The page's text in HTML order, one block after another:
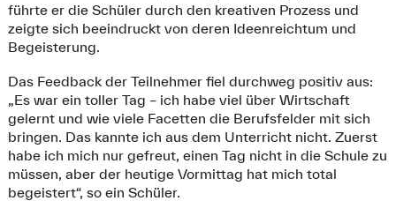
führte er die Schüler durch den kreativen Prozess und
zeigte sich beeindruckt von deren Ideenreichtum und
Begeisterung.
Das Feedback der Teilnehmer fiel durchweg positiv aus:
„Es war ein toller Tag – ich habe viel über Wirtschaft
gelernt und wie viele Facetten die Berufsfelder mit sich
bringen. Das kannte ich aus dem Unterricht nicht. Zuerst
habe ich mich nur gefreut, einen Tag nicht in die Schule zu
müssen, aber der heutige Vormittag hat mich total
begeistert“, so ein Schüler.